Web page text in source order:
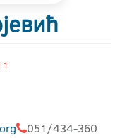
051/434-360